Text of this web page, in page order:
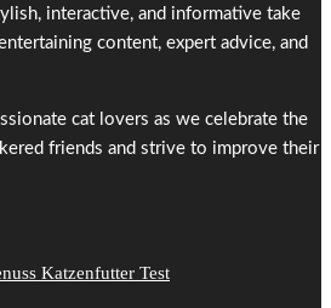
interactive, and informative take
content, expert advice, and
cat lovers as we celebrate the
friends and strive to improve their
Katzenfutter Test